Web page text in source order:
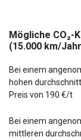
Lenkrad
Mögliche CO₂-
(15.000 km/
Bei einem
hohen
Preis von 190 €/t
Bei einem
mittleren